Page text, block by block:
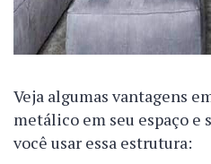
Veja algumas vantagens
metálico em seu espaço e
você usar essa estrutura: